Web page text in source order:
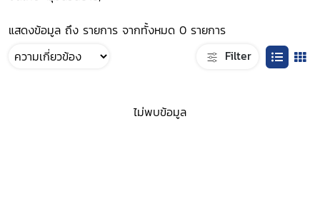
แสดงข้อมูล ถึง รายการ จากทั้งหมด 0 รายการ
Filter
ไม่พบข้อมูล